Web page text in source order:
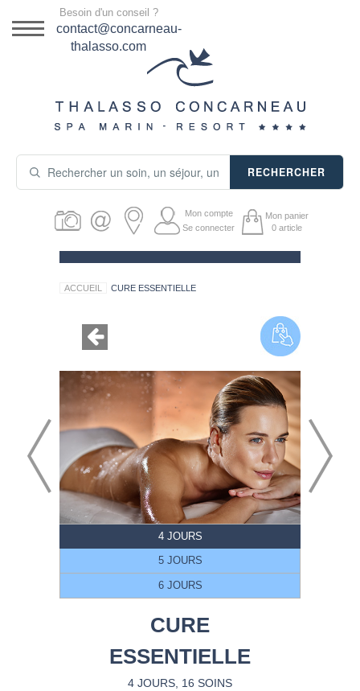
DESTINATION
SÉJOURS THALASSO
PRODUITS COSMÉTIQUES
GUIDE CADEAUX
Besoin d'un conseil ?
contact@concarneau-
thalasso.com
RECHERCHER
Mon compte
Se connecter
Mon panier
0 article
ACCUEIL CURE ESSENTIELLE
4 JOURS
5 JOURS
6 JOURS
CURE
ESSENTIELLE
4 JOURS, 16 SOINS